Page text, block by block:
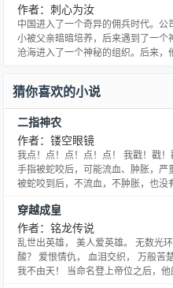
作者：刺心为汝
中国进入了一个奇异的佣兵时代。公
小被父亲暗暗培养，后来遇到了一个
沧海进入了一个神秘的组织。后来，
他，成了众人眼里的肥羊。 一个拥有
猜你喜欢的小说
二指神农
作者：镂空眼镜
我点！点！点！点！点！ 我戳！戳
手指被蛇咬后，可能流血、肿胀，
被蛇咬到后，不流血，不肿胀，也没
能…… 还能干什么呢？点击阅读呗。
调也不懂！ 不使用双截棍，吼吼哈哈
穿越成皇
作者：铭龙传说
乱世出英雄， 美人爱英雄。 无数光
酸？ 爱恨情仇， 血泪交织， 万般苦
我不由天！ 当命名登上帝位之后，